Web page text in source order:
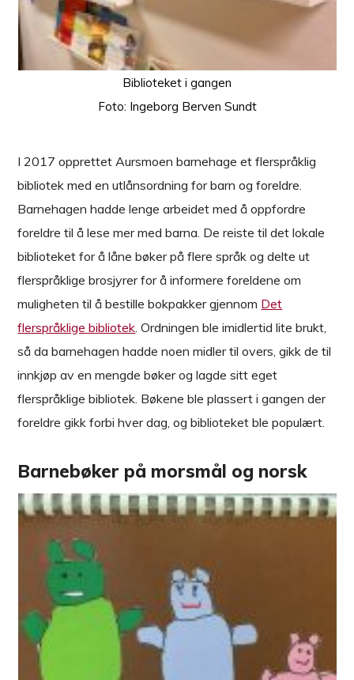
Biblioteket i gangen
Foto: Ingeborg Berven Sundt
I 2017 opprettet Aursmoen barnehage et flerspråklig
bibliotek med en utlånsordning for barn og foreldre.
Barnehagen hadde lenge arbeidet med å oppfordre
foreldre til å lese mer med barna. De reiste til det lokale
biblioteket for å låne bøker på flere språk og delte ut
flerspråklige brosjyrer for å informere foreldene om
muligheten til å bestille bokpakker gjennom Det
flerspråklige bibliotek. Ordningen ble imidlertid lite brukt,
så da barnehagen hadde noen midler til overs, gikk de til
innkjøp av en mengde bøker og lagde sitt eget
flerspråklige bibliotek. Bøkene ble plassert i gangen der
foreldre gikk forbi hver dag, og biblioteket ble populært.
Barnebøker på morsmål og norsk